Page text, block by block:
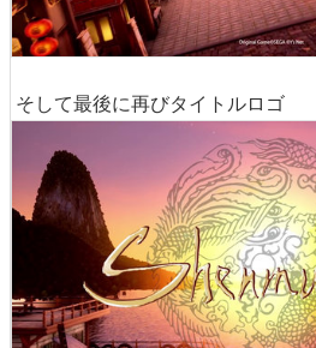
そして最後に再びタイトルロゴ